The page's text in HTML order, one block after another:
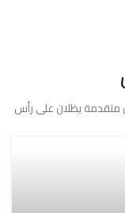
متقدمة يظلان على رأس